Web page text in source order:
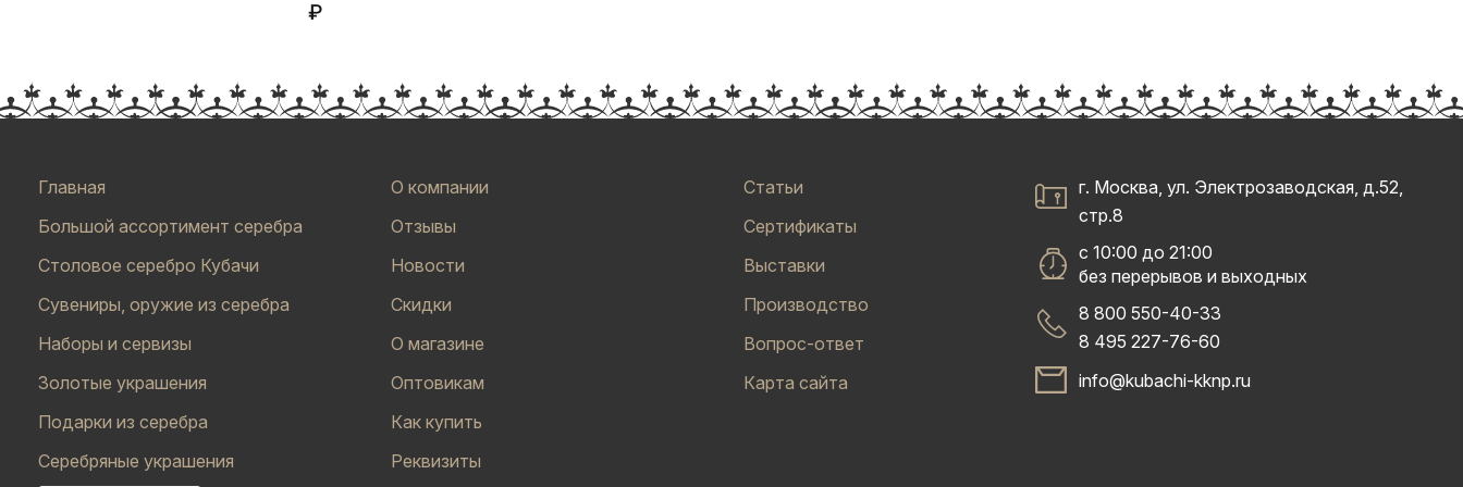
₽
Главная
Большой ассортимент серебра
Столовое серебро Кубачи
Сувениры, оружие из серебра
Наборы и сервизы
Золотые украшения
Подарки из серебра
Серебряные украшения
О компании
Отзывы
Новости
Скидки
О магазине
Оптовикам
Как купить
Реквизиты
Статьи
Сертификаты
Выставки
Производство
Вопрос-ответ
Карта сайта
г. Москва, ул. Электрозаводская, д.52,
стр.8
с 10:00 до 21:00
без перерывов и выходных
8 800 550-40-33
8 495 227-76-60
info@kubachi-kknp.ru